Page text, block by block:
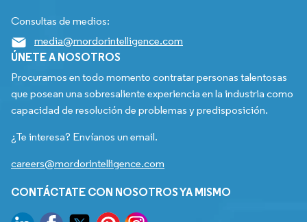
Consultas de medios:
media@mordorintelligence.com
ÚNETE A NOSOTROS
Procuramos en todo momento contratar personas talentosas
que posean una sobresaliente experiencia en la industria como
capacidad de resolución de problemas y predisposición.
¿Te interesa? Envíanos un email.
careers@mordorintelligence.com
CONTÁCTATE CON NOSOTROS YA MISMO